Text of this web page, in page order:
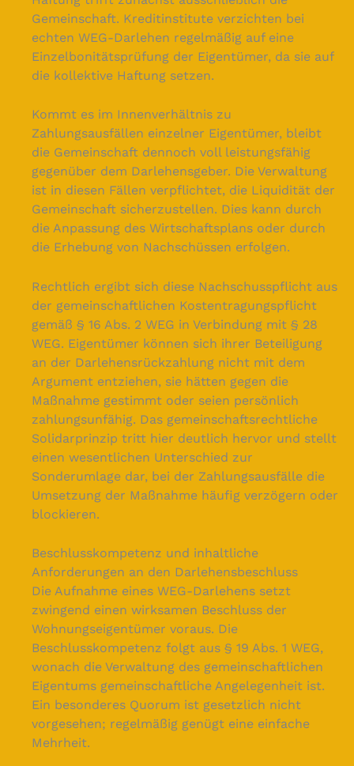
Gemeinschaft. Kreditinstitute verzichten bei
echten WEG-Darlehen regelmäßig auf eine
Einzelbonitätsprüfung der Eigentümer, da sie auf
die kollektive Haftung setzen.
Kommt es im Innenverhältnis zu
Zahlungsausfällen einzelner Eigentümer, bleibt
die Gemeinschaft dennoch voll leistungsfähig
gegenüber dem Darlehensgeber. Die Verwaltung
ist in diesen Fällen verpflichtet, die Liquidität der
Gemeinschaft sicherzustellen. Dies kann durch
die Anpassung des Wirtschaftsplans oder durch
die Erhebung von Nachschüssen erfolgen.
Rechtlich ergibt sich diese Nachschusspflicht aus
der gemeinschaftlichen Kostentragungspflicht
gemäß § 16 Abs. 2 WEG in Verbindung mit § 28
WEG. Eigentümer können sich ihrer Beteiligung
an der Darlehensrückzahlung nicht mit dem
Argument entziehen, sie hätten gegen die
Maßnahme gestimmt oder seien persönlich
zahlungsunfähig. Das gemeinschaftsrechtliche
Solidarprinzip tritt hier deutlich hervor und stellt
einen wesentlichen Unterschied zur
Sonderumlage dar, bei der Zahlungsausfälle die
Umsetzung der Maßnahme häufig verzögern oder
blockieren.
Beschlusskompetenz und inhaltliche
Anforderungen an den Darlehensbeschluss
Die Aufnahme eines WEG-Darlehens setzt
zwingend einen wirksamen Beschluss der
Wohnungseigentümer voraus. Die
Beschlusskompetenz folgt aus § 19 Abs. 1 WEG,
wonach die Verwaltung des gemeinschaftlichen
Eigentums gemeinschaftliche Angelegenheit ist.
Ein besonderes Quorum ist gesetzlich nicht
vorgesehen; regelmäßig genügt eine einfache
Mehrheit.